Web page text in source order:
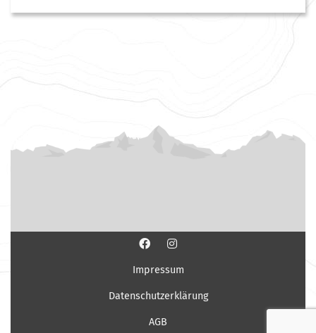
Impressum
Datenschutzerklärung
AGB